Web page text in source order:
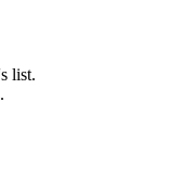
list.